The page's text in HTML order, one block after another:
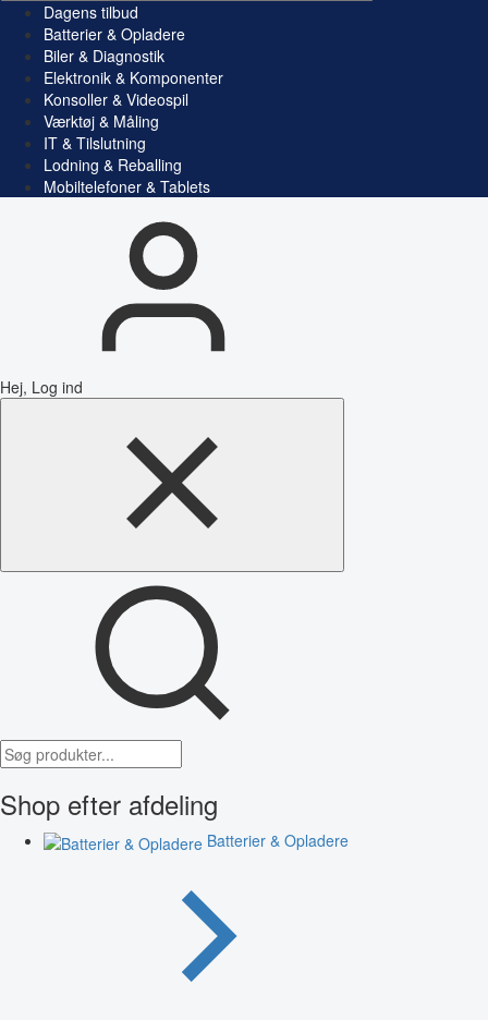
Dagens tilbud
Batterier & Opladere
Biler & Diagnostik
Elektronik & Komponenter
Konsoller & Videospil
Værktøj & Måling
IT & Tilslutning
Lodning & Reballing
Mobiltelefoner & Tablets
Hej, Log ind
Shop efter afdeling
Batterier & Opladere